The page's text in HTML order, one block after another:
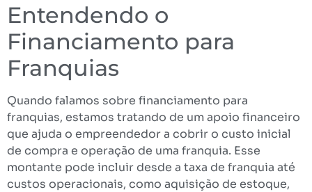
Entendendo o
Financiamento para
Franquias
Quando falamos sobre financiamento para
franquias, estamos tratando de um apoio financeiro
que ajuda o empreendedor a cobrir o custo inicial
de compra e operação de uma franquia. Esse
montante pode incluir desde a taxa de franquia até
custos operacionais, como aquisição de estoque,